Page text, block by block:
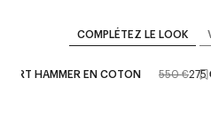
COMPLÉTEZ LE LOOK
HAMMER EN COTON 550 €275